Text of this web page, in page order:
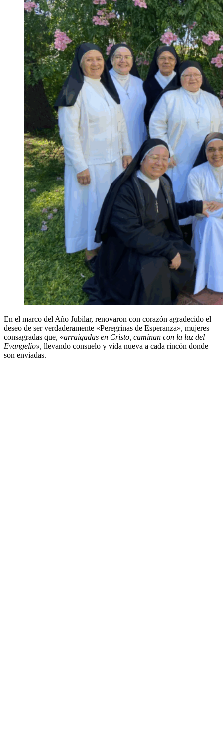
En el marco del Año Jubilar, renovaron con corazón agradecido el
deseo de ser verdaderamente «Peregrinas de Esperanza», mujeres
consagradas que, «arraigadas en Cristo, caminan con la luz del
Evangelio», llevando consuelo y vida nueva a cada rincón donde
son enviadas.